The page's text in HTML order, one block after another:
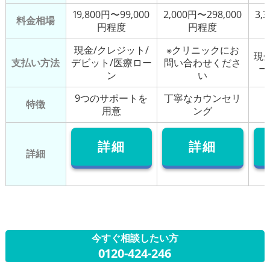
料金相場
19,800円〜99,000
円程度
2,000円〜298,000
円程度
支払い方法
現金/クレジット/
デビット/医療ロー
ン
※クリニックにお
問い合わせくださ
い
現
特徴
9つのサポートを
用意
丁寧なカウンセリ
ング
詳細 詳細 詳細
今すぐ相談したい方
0120-424-246